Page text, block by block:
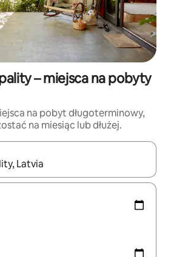
– miejsca na pobyty
na pobyt długoterminowy,
na miesiąc lub dłużej.
możesz poruszać się po nich za